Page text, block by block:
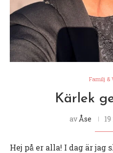
Familj &
Kärlek
av Åse
Hej på er alla! I dag är